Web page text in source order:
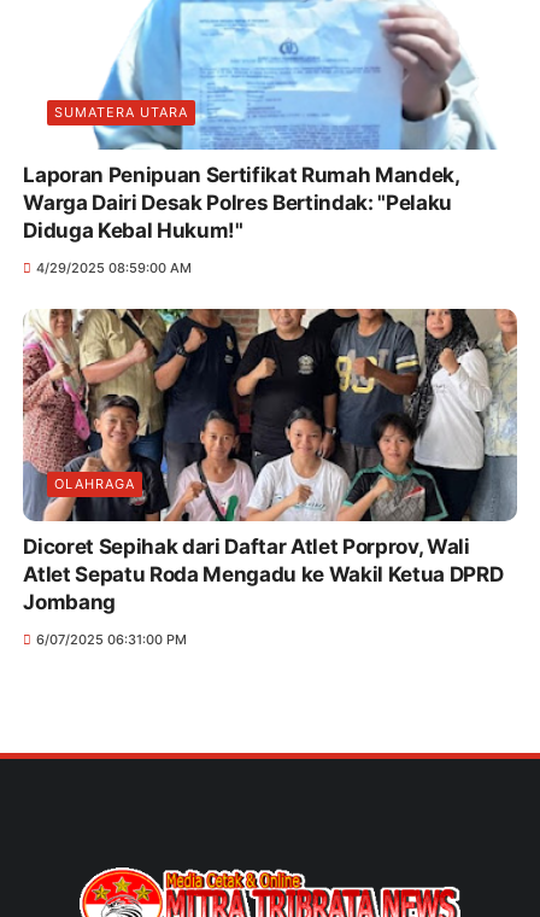
SUMATERA UTARA
Laporan Penipuan Sertifikat Rumah Mandek,
Warga Dairi Desak Polres Bertindak: "Pelaku
Diduga Kebal Hukum!"
4/29/2025 08:59:00 AM
OLAHRAGA
Dicoret Sepihak dari Daftar Atlet Porprov, Wali
Atlet Sepatu Roda Mengadu ke Wakil Ketua DPRD
Jombang
6/07/2025 06:31:00 PM